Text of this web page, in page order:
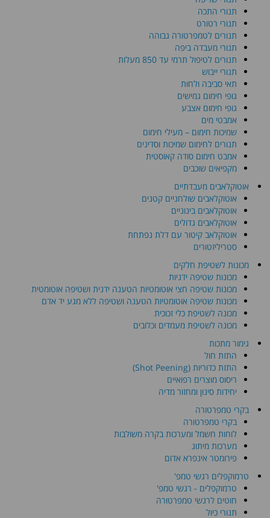
תנורי התכה
תנורי רטורט
תנורים לטמפרטורה גבוהה
תנורי מעבדה ביפה
תנורים לטיפול תרמי עד 850 מעלות
תנורי ייבוש
תאי סביבה ולחות
גופי חימום גמישים
גופי חימום אצבע
אמבטי מים
שמיכות חימום – מעילי חימום
תנורים לחימום שמיכות וסדינים
אמבט חימום סודה קאוסטית
מקפיאים שוכבים
אוטוקלאבים מעבדתיים
אוטוקלאבים שולחניים קטנים
אוטוקלאבים בינוניים
אוטוקלאבים גדולים
אוטוקלאב קיטור עם דלת נפתחת
סטריליזטורים
מכונות לשטיפת חלקים
מכונות שטיפה ידניות
מכונות שטיפה חצי אוטומטיות הטענה ידנית ושטיפה אוטומטית
מכונות שטיפה אוטומטיות הטענה ושטיפה ללא מגע יד אדם
מכונה לשטיפת כלי זכוכית
מכונה לשטיפת מעמדים וכלובים
גימור מתכות
התזת חול
התזת כדוריות (Shot Peening)
ריסוס מוצרים רפואיים
יחידות סינון ומחזור מדיה
בקרי טמפרטורה
בקרי טמפרטורה
לוחות חשמל ומערכות בקרה משולבות
מערכות מיתוג
פירומטר אינפרא אדום
טרמוקפלים רגשי טמפ'
טרמוקפלים - רגשי טמפ'
חוטים לרגשי טמפרטורה
תנורי כיול